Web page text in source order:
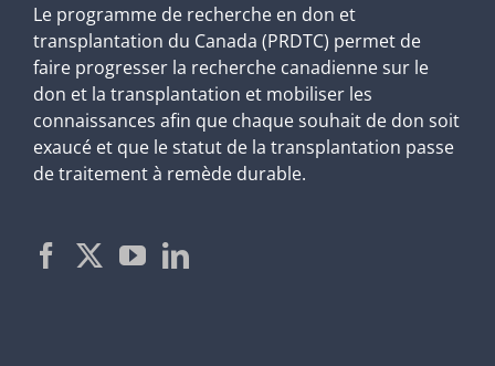
Le programme de recherche en don et
transplantation du Canada (PRDTC) permet de
faire progresser la recherche canadienne sur le
don et la transplantation et mobiliser les
connaissances afin que chaque souhait de don soit
exaucé et que le statut de la transplantation passe
de traitement à remède durable.